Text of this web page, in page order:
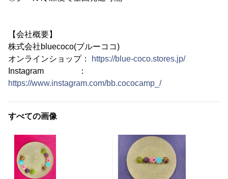
【会社概要】
株式会社bluecoco(ブルーココ)
オンラインショップ：
https://blue-coco.stores.jp/
Instagram ：
https://www.instagram.com/bb.cococamp_/
すべての画像